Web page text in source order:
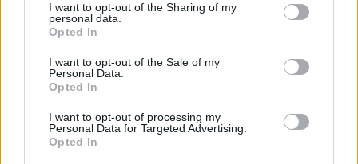
I want to opt-out of the Sharing of my
personal data.
Opted In
I want to opt-out of the Sale of my
Personal Data.
Opted In
I want to opt-out of processing my
Personal Data for Targeted Advertising.
Opted In